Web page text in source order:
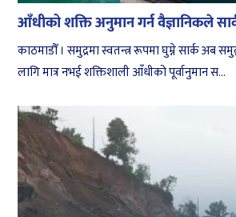
आँधीको शक्ति अनुमान गर्न वैज्ञानिकले
काठमाडौँ । समुद्रमा स्वतन्त्र रूपमा घुम्ने सार्क अब
लागि मात्र नभई शक्तिशाली आँधीको पूर्वानुमान स...